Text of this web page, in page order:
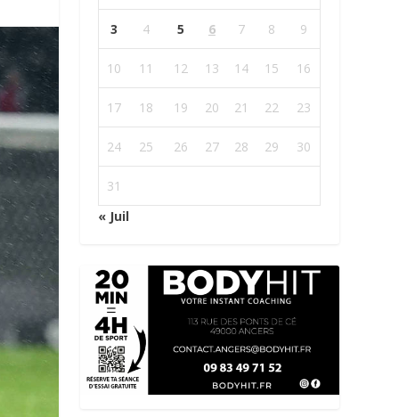
3 4 5 6 7 8 9
10 11 12 13 14 15 16
17 18 19 20 21 22 23
24 25 26 27 28 29 30
31
« Juil